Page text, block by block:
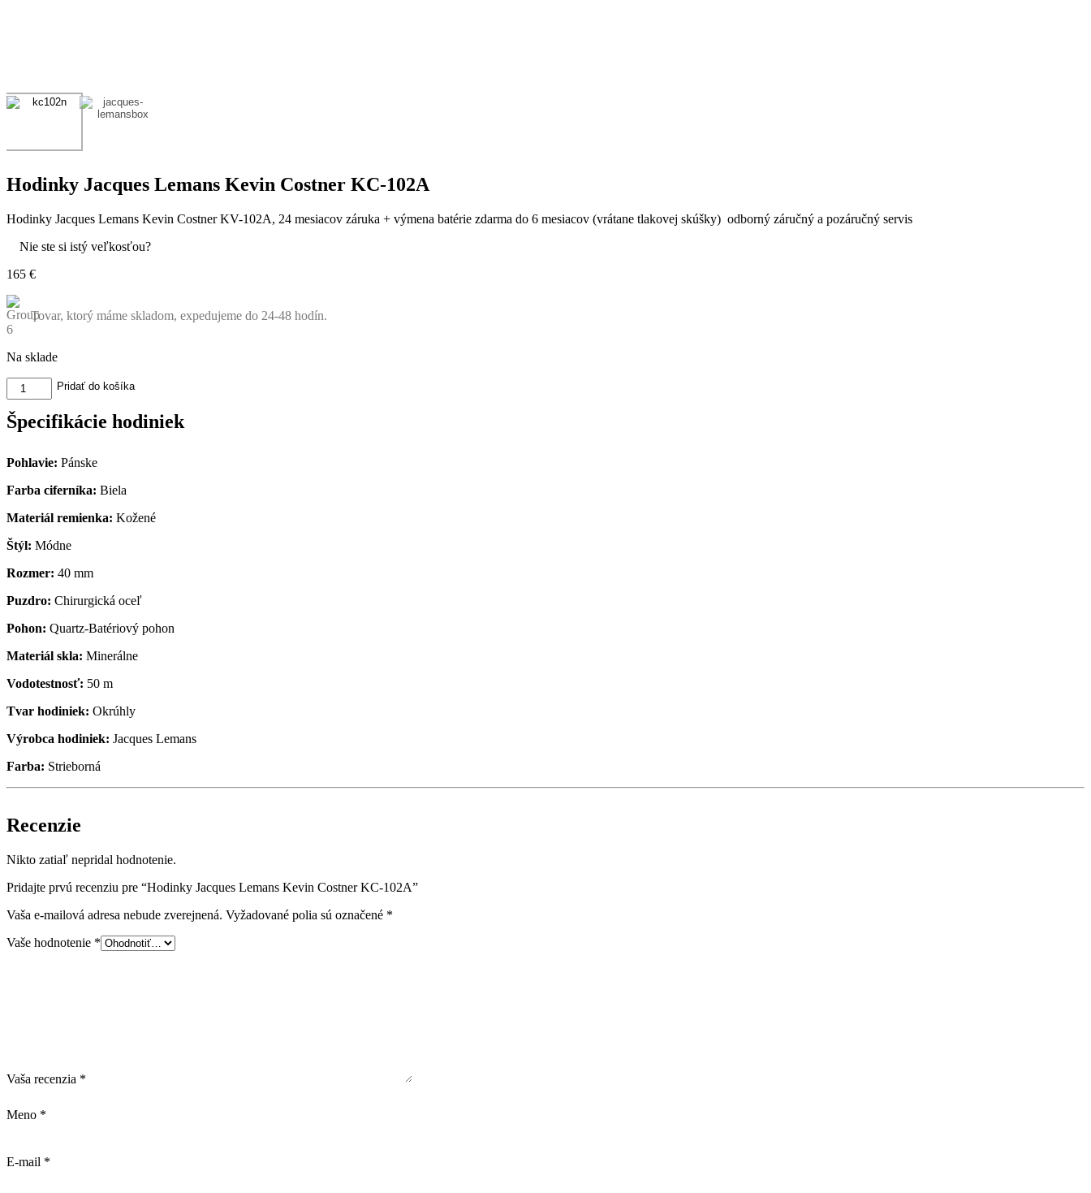
Hodinky Jacques Lemans Kevin Costner KC-102A
Hodinky Jacques Lemans Kevin Costner KV-102A, 24 mesiacov záruka + výmena batérie zdarma do 6 mesiacov (vrátane tlakovej skúšky) odborný záručný a pozáručný servis
Nie ste si istý veľkosťou?
165 €
Tovar, ktorý máme skladom, expedujeme do 24-48 hodín.
Na sklade
množstvo
Hodinky
Jacques
Lemans
Costner
KC-
102A
Pridať do košíka
Špecifikácie hodiniek
Pohlavie: Pánske
Farba ciferníka: Biela
Materiál remienka: Kožené
Štýl: Módne
Rozmer: 40 mm
Puzdro: Chirurgická oceľ
Pohon: Quartz-Batériový pohon
Materiál skla: Minerálne
Vodotestnosť: 50 m
Tvar hodiniek: Okrúhly
Výrobca hodiniek: Jacques Lemans
Farba: Strieborná
Recenzie
Nikto zatiaľ nepridal hodnotenie.
Pridajte prvú recenziu pre “Hodinky Jacques Lemans Kevin Costner KC-102A”
Vaša e-mailová adresa nebude zverejnená. Vyžadované polia sú označené *
Vaše hodnotenie *
Vaša recenzia *
Meno *
E-mail *